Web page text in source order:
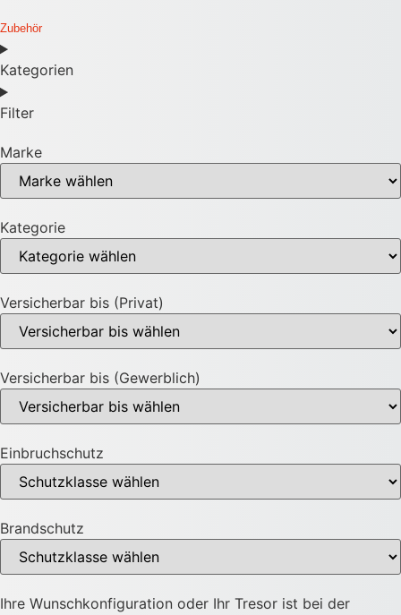
Zubehör
Kategorien
Filter
Marke
Kategorie
Versicherbar bis (Privat)
Versicherbar bis (Gewerblich)
Einbruchschutz
Brandschutz
Ihre Wunschkonfiguration oder Ihr Tresor ist bei der